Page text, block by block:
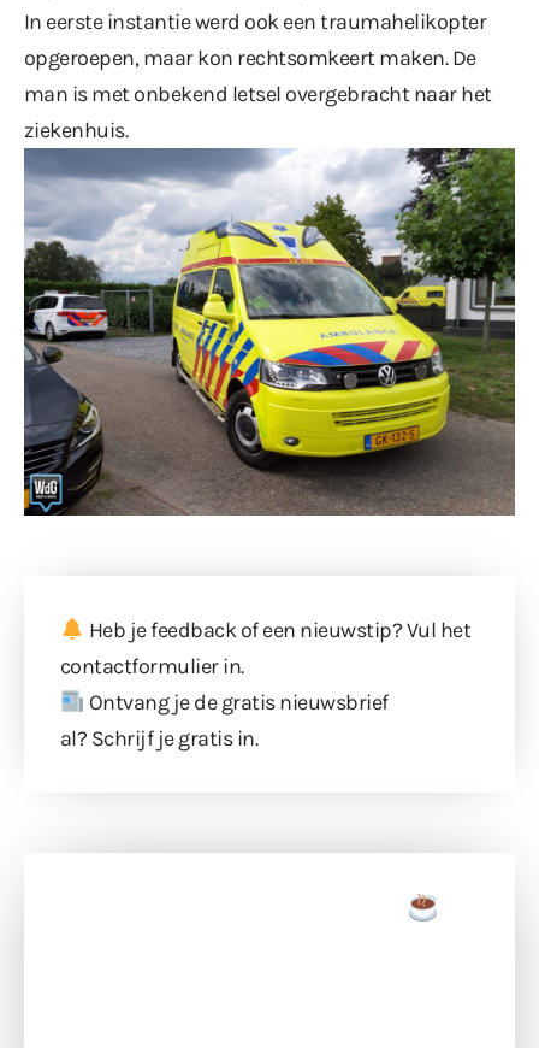
In eerste instantie werd ook een traumahelikopter
opgeroepen, maar kon rechtsomkeert maken. De
man is met onbekend letsel overgebracht naar het
ziekenhuis.
Heb je feedback of een nieuwstip? Vul het
contactformulierin.
Ontvang je de gratis nieuwsbrief
al? Schrijf je gratis in.